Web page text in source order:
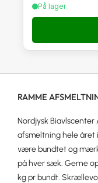
På lager
RAMME
Nordjysk
afsmeltning hele året
være bundtet og
på hver sæk. Gerne
kg pr bundt.